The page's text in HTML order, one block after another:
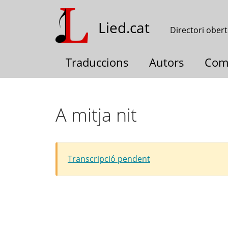
Lied.cat Directori
Traduccions Autors
A mitja nit
Transcripció pendent